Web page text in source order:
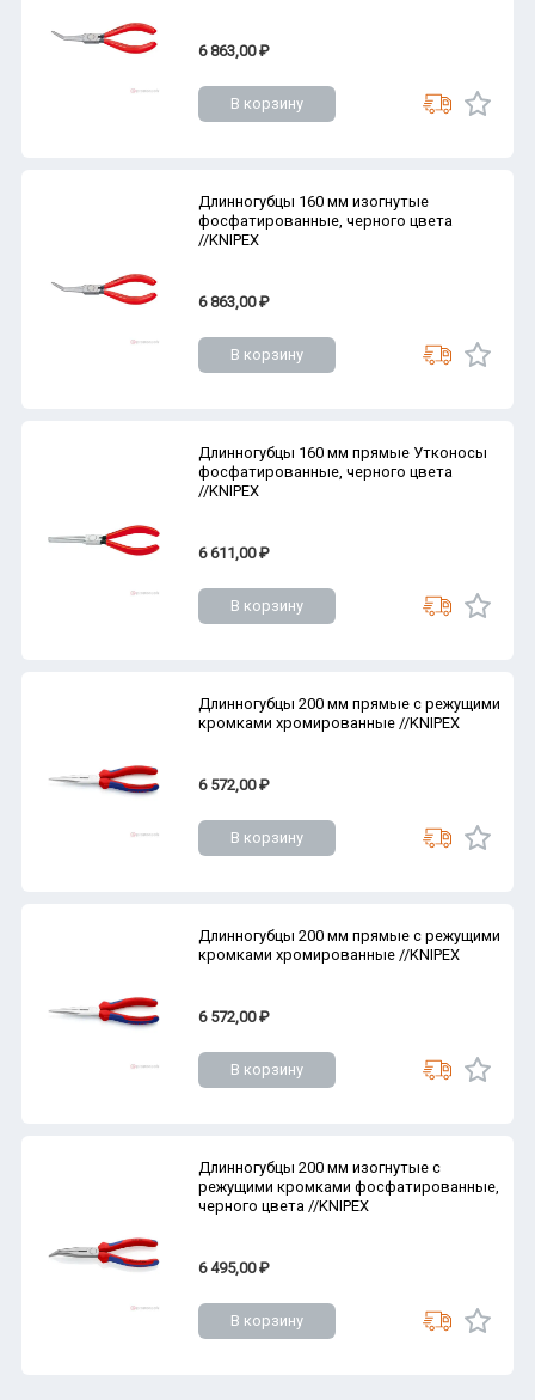
6 863,00 ₽
В корзину
Длинногубцы 160 мм изогнутые
фосфатированные, черного цвета
//KNIPEX
6 863,00 ₽
В корзину
Длинногубцы 160 мм прямые Утконосы
фосфатированные, черного цвета
//KNIPEX
6 611,00 ₽
В корзину
Длинногубцы 200 мм прямые с режущими
кромками хромированные //KNIPEX
6 572,00 ₽
В корзину
Длинногубцы 200 мм прямые с режущими
кромками хромированные //KNIPEX
6 572,00 ₽
В корзину
Длинногубцы 200 мм изогнутые с
режущими кромками фосфатированные,
черного цвета //KNIPEX
6 495,00 ₽
В корзину